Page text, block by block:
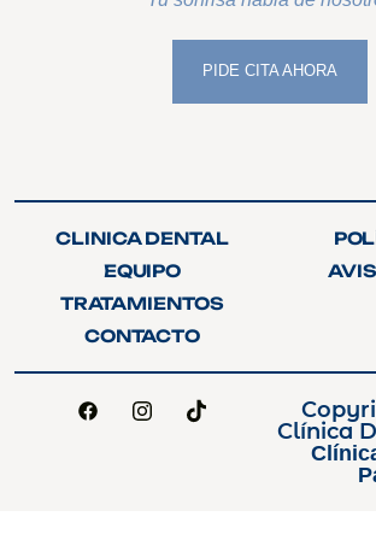
PIDE CITA AHORA
CLINICA DENTAL
EQUIPO
TRATAMIENTOS
CONTACTO
Clínica